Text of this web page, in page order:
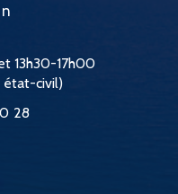
13h30-17h00
état-civil)
28